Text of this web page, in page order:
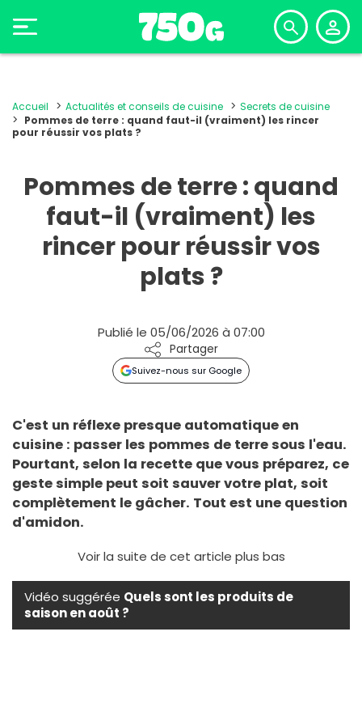
Accueil Actualités et conseils de cuisine
Secrets de cuisine
Pommes de terre : quand faut-il (vraiment) les rincer
pour réussir vos plats ?
Pommes de terre : quand
faut-il (vraiment) les
rincer pour réussir vos
plats ?
Publié le 05/06/2026 à 07:00
Partager
Suivez-nous sur Google
C'est un réflexe presque automatique en
cuisine : passer les pommes de terre sous l'eau.
Pourtant, selon la recette que vous préparez, ce
geste simple peut soit sauver votre plat, soit
complètement le gâcher. Tout est une question
d'amidon.
Voir la suite de cet article plus bas
Vidéo suggérée Quels sont les produits de
saison en août ?